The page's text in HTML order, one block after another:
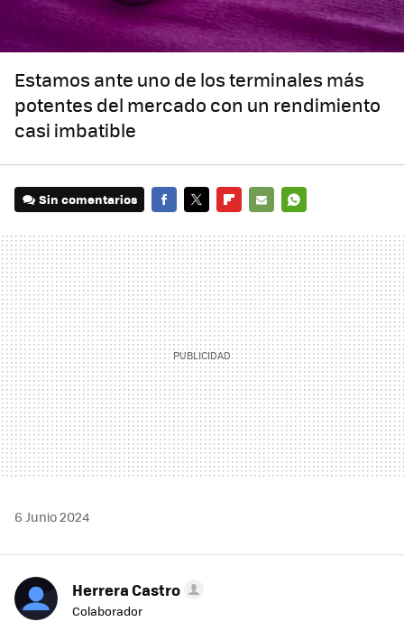
Estamos ante uno de los terminales más
potentes del mercado con un rendimiento
casi imbatible
Sin comentarios
MAIL
6 Junio 2024
Herrera Castro
Colaborador